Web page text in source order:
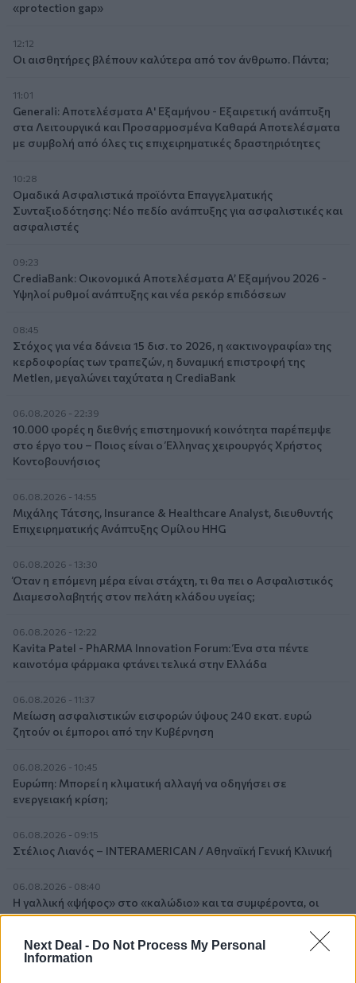
Next Deal - Do Not Process My Personal
Information
«protection gap»
12:12
Οι αισθητήρες βλέπουν καλύτερα από τον άνθρωπο. Πάντα;
11:01
Generali: Αποτελέσματα Α' Εξαμήνου - Εξαιρετική ανάπτυξη
στα Λειτουργικά και Προσαρμοσμένα Καθαρά Αποτελέσματα
με συμβολή από όλες τις επιχειρηματικές δραστηριότητες
10:28
Ομαδικά Ασφαλιστικά προϊόντα Επαγγελματικής
Συνταξιοδότησης: Νέο πεδίο ανάπτυξης για ασφαλιστικές και
ασφαλιστές
09:23
CrediaBank: Οικονομικά Αποτελέσματα A’ Εξαμήνου 2026 -
Υψηλοί ρυθμοί ανάπτυξης και νέα ρεκόρ επιδόσεων
08:45
Στόχος για νέα δάνεια 15 δισ. το 2026, η «ακτινογραφία» της
κερδοφορίας των τραπεζών, η δυναμική επιστροφή της
Metlen, μεγαλώνει ταχύτατα η CrediaBank
06.08.2026 - 22:39
10.000 φορές η διεθνής επιστημονική κοινότητα παρέπεμψε
στο έργο του – Ποιος είναι ο Έλληνας χειρουργός Χρήστος
Κοντοβουνήσιος
06.08.2026 - 14:55
Μιχάλης Τάτσης, Insurance & Healthcare Analyst, διευθυντής
Επιχειρηματικής Ανάπτυξης Ομίλου HHG
06.08.2026 - 13:30
Όταν η επόμενη μέρα είναι στάχτη, τι θα πει ο Ασφαλιστικός
Διαμεσολαβητής στον πελάτη κλάδου υγείας;
06.08.2026 - 12:22
Kavita Patel - PhARMA Innovation Forum: Ένα στα πέντε
καινοτόμα φάρμακα φτάνει τελικά στην Ελλάδα
06.08.2026 - 11:37
Μείωση ασφαλιστικών εισφορών ύψους 240 εκατ. ευρώ
ζητούν οι έμποροι από την Κυβέρνηση
06.08.2026 - 10:45
Ευρώπη: Μπορεί η κλιματική αλλαγή να οδηγήσει σε
ενεργειακή κρίση;
06.08.2026 - 09:15
Στέλιος Λιανός – INTERAMERICAN / Αθηναϊκή Γενική Κλινική
06.08.2026 - 08:40
Η γαλλική «ψήφος» στο «καλώδιο» και τα συμφέροντα, οι
ελληνικές τράπεζες «πρωταθλήτριες» στα δάνεια, νέο deal
Βαρδινογιάννη- Εξάρχου και ο διπλασιασμός των κερδών της
ΔΕΗ